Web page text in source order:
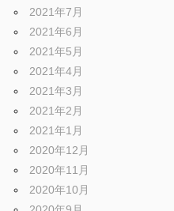
2021年7月
2021年6月
2021年5月
2021年4月
2021年3月
2021年2月
2021年1月
2020年12月
2020年11月
2020年10月